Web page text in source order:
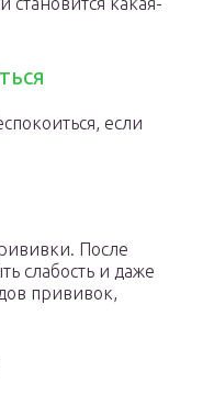
если
После
слабость и даже
прививок,